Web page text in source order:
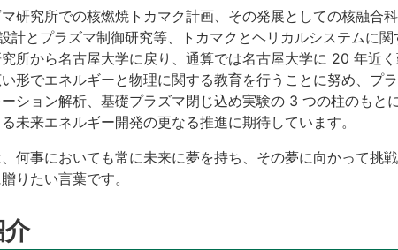
研究所での核燃焼トカマク計画、その発展としての核融合
計とプラズマ制御研究等、トカマクとヘリカルシステムに
所から名古屋大学に戻り、通算では名古屋大学に 20 年近
形でエネルギーと物理に関する教育を行うことに努め、プ
ション解析、基礎プラズマ閉じ込め実験の 3 つの柱のもと
未来エネルギー開発の更なる推進に期待しています。
何事においても常に未来に夢を持ち、その夢に向かって挑
りたい言葉です。